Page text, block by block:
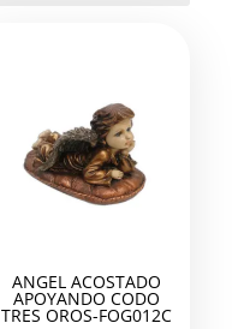
ANGEL ACOSTADO
APOYANDO CODO
TRES OROS-FOG012C